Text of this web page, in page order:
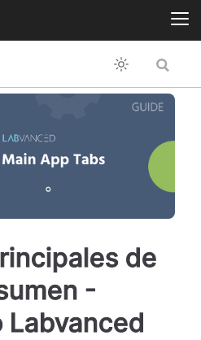
de
-
Labvanced